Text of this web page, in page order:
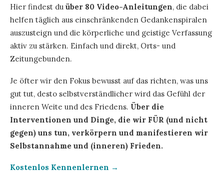
Hier findest du über 80 Video-Anleitungen, die dabei
helfen täglich aus einschränkenden Gedankenspiralen
auszusteign und die körperliche und geistige Verfassung
aktiv zu stärken. Einfach und direkt, Orts- und
Zeitungebunden.
Je öfter wir den Fokus bewusst auf das richten, was uns
gut tut, desto selbstverständlicher wird das Gefühl der
inneren Weite und des Friedens. Über die
Interventionen und Dinge, die wir FÜR (und nicht
gegen) uns tun, verkörpern und manifestieren wir
Selbstannahme und (inneren) Frieden.
Kostenlos Kennenlernen →